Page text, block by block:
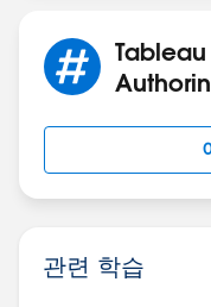
관련 학습